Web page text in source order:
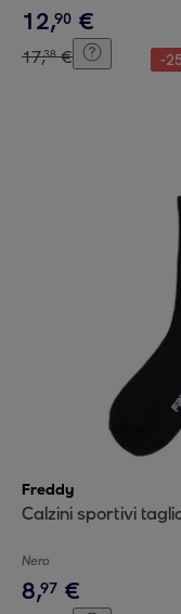
12,90 €
17,38 € -
Freddy
Calzini sportivi
Nero
8,97 €